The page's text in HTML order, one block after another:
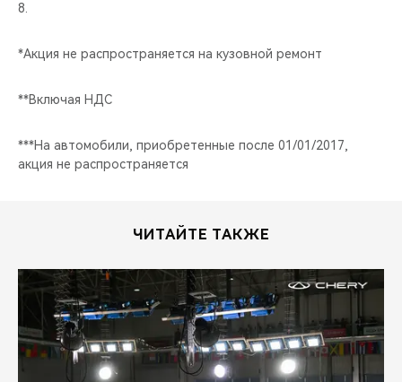
8.
*Акция не распространяется на кузовной ремонт
**Включая НДС
***На автомобили, приобретенные после 01/01/2017,
акция не распространяется
ЧИТАЙТЕ ТАКЖЕ